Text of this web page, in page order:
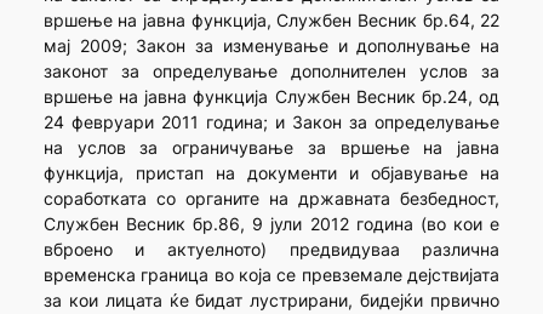
вршење на јавна функција, Службен Весник бр.64, 22
мај 2009; Закон за изменување и дополнување на
законот за определување дополнителен услов за
вршење на јавна функција Службен Весник бр.24, од
24 февруари 2011 година; и Закон за определување
на услов за ограничување за вршење на јавна
функција, пристап на документи и објавување на
соработката со органите на државната безбедност,
Службен Весник бр.86, 9 јули 2012 година (во кои е
вброено и актуелното) предвидуваа различна
временска граница во која се превземале дејствијата
за кои лицата ќе бидат лустрирани, бидејќи првично